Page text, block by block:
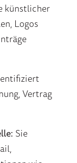
künstlicher
Logos
Vertrag
Sie